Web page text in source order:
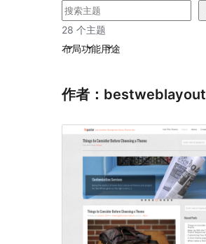
搜
索
28 个主题
布局功能用途
作者：bestweblayout